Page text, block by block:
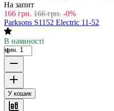
На запит
166 грн. 166 грн. -0%
Parksons S1152 Electric 11-52
В наявності
мин. 1
У кошик